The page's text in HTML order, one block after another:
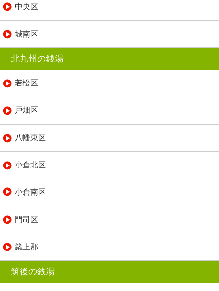
中央区
城南区
北九州の銭湯
若松区
戸畑区
八幡東区
小倉北区
小倉南区
門司区
築上郡
筑後の銭湯